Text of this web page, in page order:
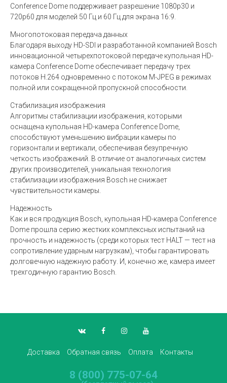
Conference Dome поддерживает разрешение 1080p30 и
720p60 для моделей 50 Гц и 60 Гц для экрана 16:9.
Многопотоковая передача данных
Благодаря выходу HD-SDI и разработанной компанией Bosch
инновационной четырехпотоковой передаче купольная HD-
камера Conference Dome обеспечивает передачу трех
потоков H.264 одновременно с потоком M-JPEG в режимах
полной или сокращенной пропускной способности.
Стабилизация изображения
Алгоритмы стабилизации изображения, которыми
оснащена купольная HD-камера Conference Dome,
способствуют уменьшению вибрации камеры по
горизонтали и вертикали, обеспечивая безупречную
четкость изображений. В отличие от аналогичных систем
других производителей, уникальная технология
стабилизации изображения Bosch не снижает
чувствительности камеры.
Надежность
Как и вся продукция Bosch, купольная HD-камера Conference
Dome прошла серию жестких комплексных испытаний на
прочность и надежность (среди которых тест HALT — тест на
сопротивление ударным нагрузкам), чтобы гарантировать
долговечную надежную работу. И, конечно же, камера имеет
трехгодичную гарантию Bosch.
Доставка Обратная связь Оплата Контакты
8 (800) 775-07-64